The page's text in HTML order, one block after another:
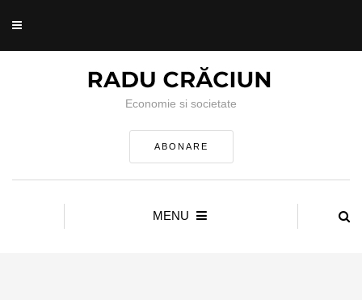
Economie si societate
ABONARE
MENU